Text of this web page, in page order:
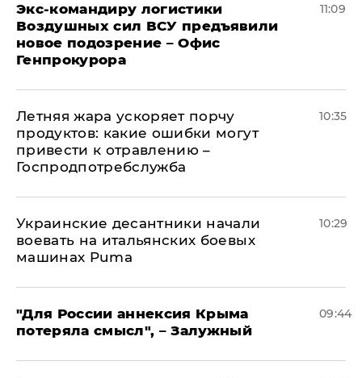
Экс-командиру логистики
Воздушных сил ВСУ предъявили
новое подозрение – Офис
Генпрокурора
11:09
Летняя жара ускоряет порчу
продуктов: какие ошибки могут
привести к отравлению –
Госпродпотребслужба
10:35
Украинские десантники начали
воевать на итальянских боевых
машинах Puma
10:29
"Для России аннексия Крыма
потеряла смысл", – Залужный
09:44